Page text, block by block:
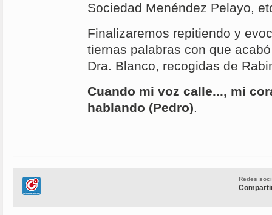
Sociedad Menéndez Pelayo,
Finalizaremos repitiendo y
tiernas palabras con que
Dra. Blanco, recogidas de
Cuando mi voz calle..., mi
hablando (Pedro).
Redes